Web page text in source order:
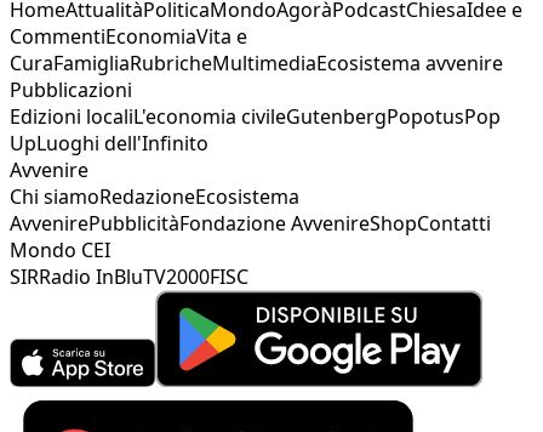
HomeAttualitàPoliticaMondoAgoràPodcastChiesaIdee e
CommentiEconomiaVita e
CuraFamigliaRubricheMultimediaEcosistema avvenire
Pubblicazioni
Edizioni localiL'economia civileGutenbergPopotusPop
UpLuoghi dell'Infinito
Avvenire
Chi siamoRedazioneEcosistema
AvvenirePubblicitàFondazione AvvenireShopContatti
Mondo CEI
SIRRadio InBluTV2000FISC